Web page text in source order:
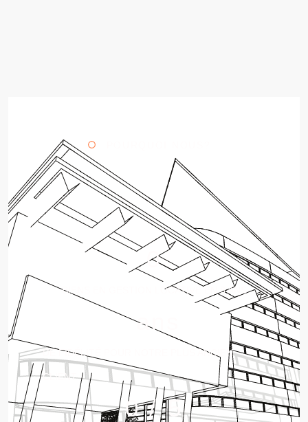
BIENS EN GESTION LOCATIVE EN 8 ANS
0
DE FIDÉLITÉ POUR NOTRE PLUS ANCIEN
CLIENT
ans
0 / 5